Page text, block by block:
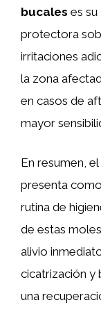
bucales es su
protectora
irritaciones
la zona
en casos de
mayor
En resumen, el
presenta
rutina de
de estas
alivio
cicatrización y
una